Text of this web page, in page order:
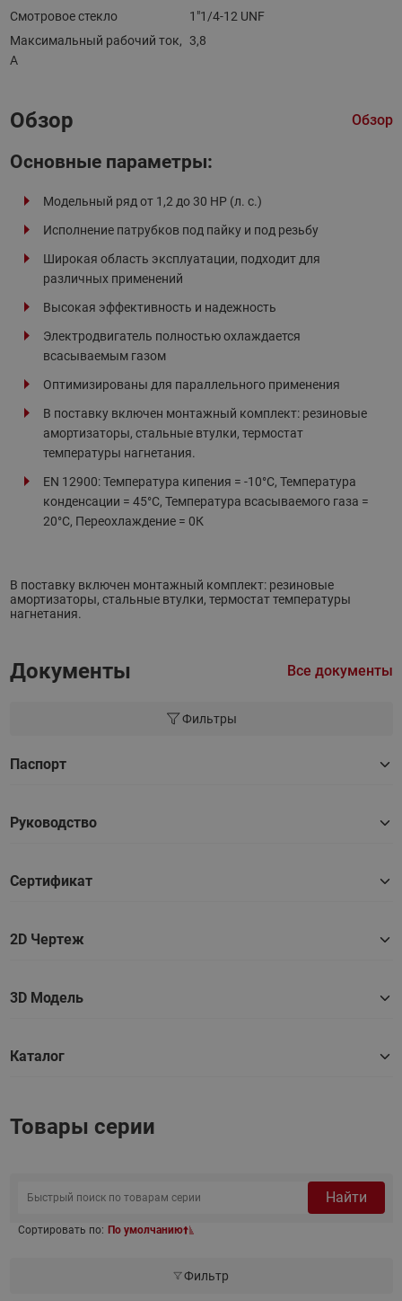
Смотровое стекло
1"1/4-12 UNF
Максимальный рабочий ток,
А
3,8
Обзор Обзор
Основные параметры:
Модельный ряд от 1,2 до 30 HP (л. с.)
Исполнение патрубков под пайку и под резьбу
Широкая область эксплуатации, подходит для
различных применений
Высокая эффективность и надежность
Электродвигатель полностью охлаждается
всасываемым газом
Оптимизированы для параллельного применения
В поставку включен монтажный комплект: резиновые
амортизаторы, стальные втулки, термостат
температуры нагнетания.
EN 12900: Температура кипения = -10°С, Температура
конденсации = 45°С, Температура всасываемого газа =
20°С, Переохлаждение = 0К
В поставку включен монтажный комплект: резиновые
амортизаторы, стальные втулки, термостат температуры
нагнетания.
Документы Все документы
Фильтры
Паспорт
Руководство
Сертификат
2D Чертеж
3D Модель
Каталог
Товары серии
Найти
Сортировать по: По умолчанию
Фильтр